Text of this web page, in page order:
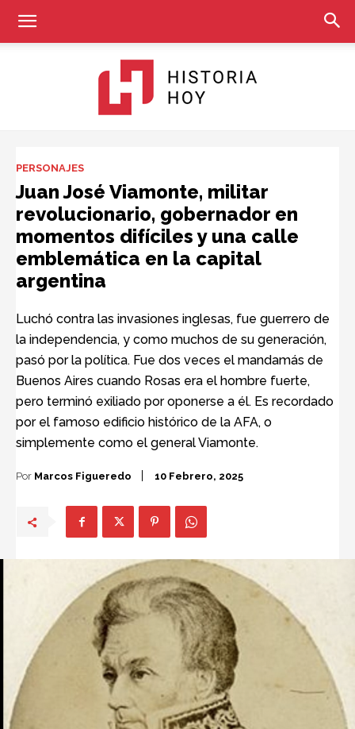
Hoy
PERSONAJES
Juan José Viamonte, militar
revolucionario, gobernador en
momentos difíciles y una calle
emblemática en la capital
argentina
Luchó contra las invasiones inglesas, fue guerrero de
la independencia, y como muchos de su generación,
pasó por la política. Fue dos veces el mandamás de
Buenos Aires cuando Rosas era el hombre fuerte,
pero terminó exiliado por oponerse a él. Es recordado
por el famoso edificio histórico de la AFA, o
simplemente como el general Viamonte.
Por Marcos Figueredo 10 Febrero, 2025